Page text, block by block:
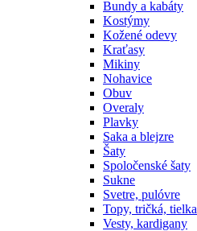
Bundy a kabáty
Kostýmy
Kožené odevy
Kraťasy
Mikiny
Nohavice
Obuv
Overaly
Plavky
Saka a blejzre
Šaty
Spoločenské šaty
Sukne
Svetre, pulóvre
Topy, tričká, tielka
Vesty, kardigany